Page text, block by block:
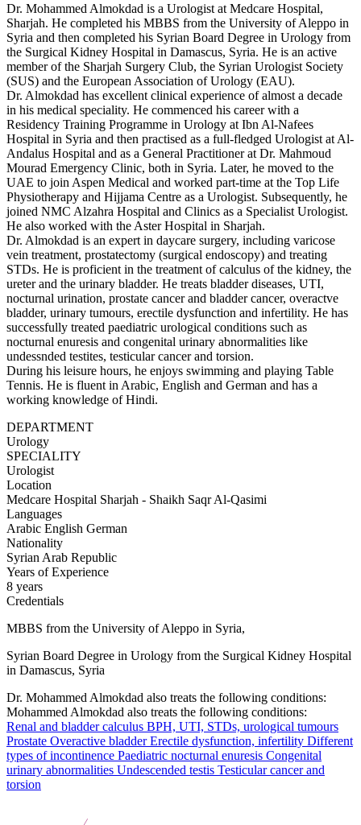
Dr. Mohammed Almokdad is a Urologist at Medcare Hospital,
Sharjah. He completed his MBBS from the University of Aleppo in
Syria and then completed his Syrian Board Degree in Urology from
the Surgical Kidney Hospital in Damascus, Syria. He is an active
member of the Sharjah Surgery Club, the Syrian Urologist Society
(SUS) and the European Association of Urology (EAU).
Dr. Almokdad has excellent clinical experience of almost a decade
in his medical speciality. He commenced his career with a
Residency Training Programme in Urology at Ibn Al-Nafees
Hospital in Syria and then practised as a full-fledged Urologist at Al-
Andalus Hospital and as a General Practitioner at Dr. Mahmoud
Mourad Emergency Clinic, both in Syria. Later, he moved to the
UAE to join Aspen Medical and worked part-time at the Top Life
Physiotherapy and Hijjama Centre as a Urologist. Subsequently, he
joined NMC Alzahra Hospital and Clinics as a Specialist Urologist.
He also worked with the Aster Hospital in Sharjah.
Dr. Almokdad is an expert in daycare surgery, including varicose
vein treatment, prostatectomy (surgical endoscopy) and treating
STDs. He is proficient in the treatment of calculus of the kidney, the
ureter and the urinary bladder. He treats bladder diseases, UTI,
nocturnal urination, prostate cancer and bladder cancer, overactve
bladder, urinary tumours, erectile dysfunction and infertility. He has
successfully treated paediatric urological conditions such as
nocturnal enuresis and congenital urinary abnormalities like
undessnded testites, testicular cancer and torsion.
During his leisure hours, he enjoys swimming and playing Table
Tennis. He is fluent in Arabic, English and German and has a
working knowledge of Hindi.
DEPARTMENT
Urology
SPECIALITY
Urologist
Location
Medcare Hospital Sharjah - Shaikh Saqr Al-Qasimi
Languages
Arabic English German
Nationality
Syrian Arab Republic
Years of Experience
8 years
Credentials
MBBS from the University of Aleppo in Syria,
Syrian Board Degree in Urology from the Surgical Kidney Hospital
in Damascus, Syria
Dr. Mohammed Almokdad also treats the following conditions:
Mohammed Almokdad also treats the following conditions:
Renal and bladder calculus BPH, UTI, STDs, urological tumours
Prostate Overactive bladderErectile dysfunction, infertility Different
types of incontinence Paediatric nocturnal enuresis Congenital
urinary abnormalities Undescended testis Testicular cancer and
torsion